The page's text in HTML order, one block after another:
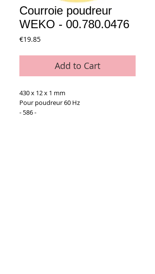
Courroie poudreur
WEKO - 00.780.0476
€19.85Price
Add to Cart
430 x 12 x 1 mm
Pour poudreur 60 Hz
- 586 -